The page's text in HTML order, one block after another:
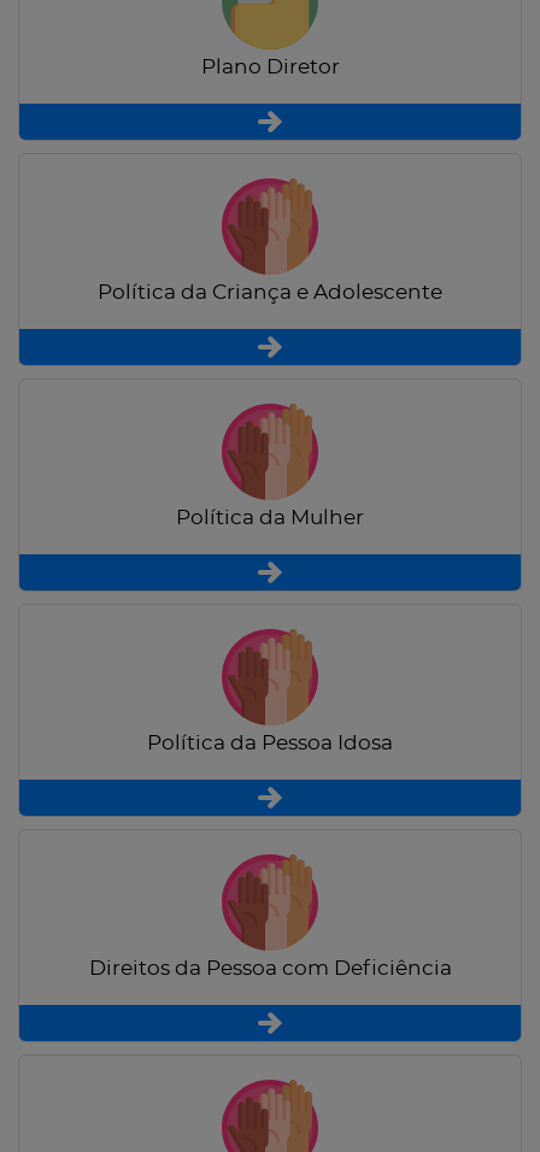
Plano Diretor
Política da Criança e Adolescente
Política da Mulher
Política da Pessoa Idosa
Direitos da Pessoa com Deficiência